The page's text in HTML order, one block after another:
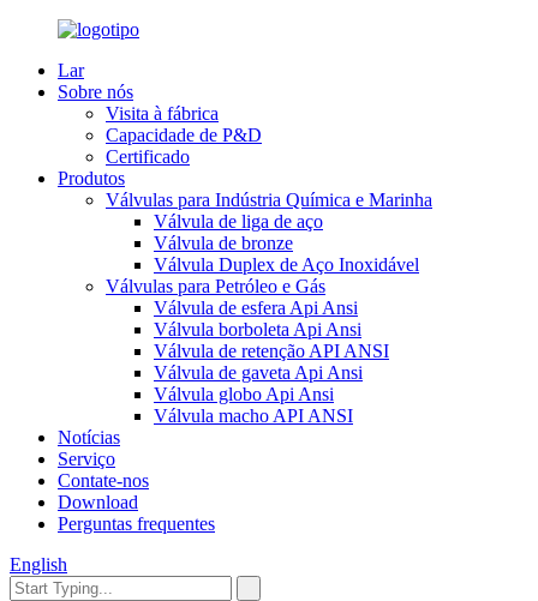
Lar
Sobre nós
Visita à fábrica
Capacidade de P&D
Certificado
Produtos
Válvulas para Indústria Química e Marinha
Válvula de liga de aço
Válvula de bronze
Válvula Duplex de Aço Inoxidável
Válvulas para Petróleo e Gás
Válvula de esfera Api Ansi
Válvula borboleta Api Ansi
Válvula de retenção API ANSI
Válvula de gaveta Api Ansi
Válvula globo Api Ansi
Válvula macho API ANSI
Notícias
Serviço
Contate-nos
Download
Perguntas frequentes
English